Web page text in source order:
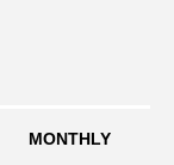
MONTHLY